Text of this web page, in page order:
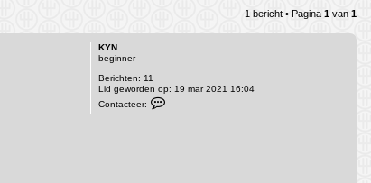
1 bericht • Pagina 1 van 1
KYN
beginner
Berichten: 11
Lid geworden op: 19 mar 2021 16:04
Contacteer: